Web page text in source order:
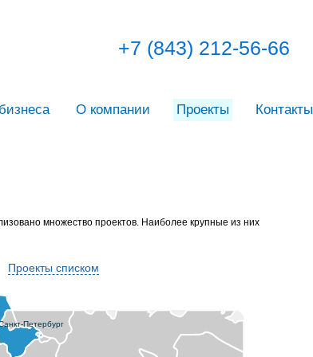
+7 (843) 212-56-66
О компании Проекты Контакты
множество проектов. Наиболее крупные из них
Проекты списком